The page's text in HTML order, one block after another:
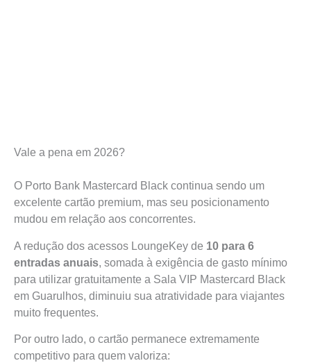
Vale a pena em 2026?
O Porto Bank Mastercard Black continua sendo um
excelente cartão premium, mas seu posicionamento
mudou em relação aos concorrentes.
A redução dos acessos LoungeKey de 10 para 6
entradas anuais, somada à exigência de gasto mínimo
para utilizar gratuitamente a Sala VIP Mastercard Black
em Guarulhos, diminuiu sua atratividade para viajantes
muito frequentes.
Por outro lado, o cartão permanece extremamente
competitivo para quem valoriza: